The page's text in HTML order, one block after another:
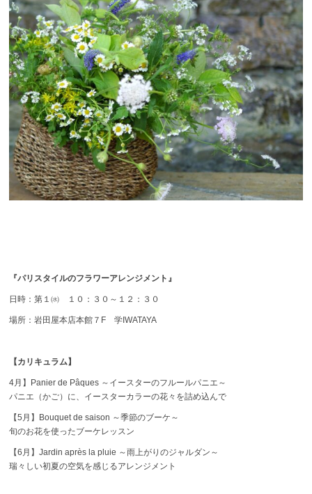
『パリスタイルのフラワーアレンジメント』
日時：第１㈬ １０：３０～１２：３０
場所：岩田屋本店本館７F 学IWATAYA
【カリキュラム】
4月】Panier de Pâques ～イースターのフルールパニエ～
パニエ（かご）に、イースターカラーの花々を詰め込んで
【5月】Bouquet de saison ～季節のブーケ～
旬のお花を使ったブーケレッスン
【6月】Jardin après la pluie ～雨上がりのジャルダン～
瑞々しい初夏の空気を感じるアレンジメント